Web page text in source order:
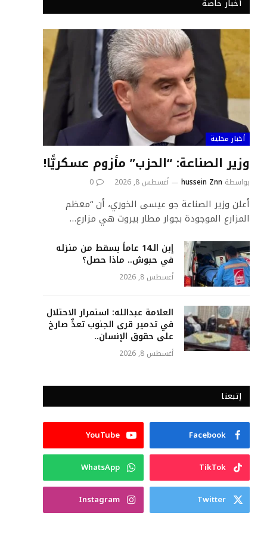
أخبار خاصة
أخبار محلية
وزير الصناعة: “الحزب” مأزوم عسكريًّا!
بواسطة hussein Znn أغسطس 8, 2026 0
أعلن وزير الصناعة جو عيسى الخوري، أن “معظم
المزارع الموجودة بجوار مطار بيروت هي مزارع…
إبن الـ14 عاماً يسقط من منزله
في حبوش.. ماذا حصل؟
أغسطس 8, 2026
العلامة عبدالله: استمرار الاحتلال
في تدمير قرى الجنوب تعدٍّ صارخ
على حقوق الإنسان..
أغسطس 8, 2026
إتبعنا
Facebook
YouTube
TikTok
WhatsApp
Twitter
Instagram